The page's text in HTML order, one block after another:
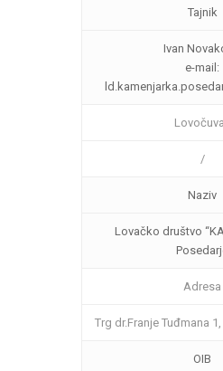
Tajnik
Ivan
e-mail:
/
Naziv
Lovačko društvo
Adresa
Trg dr.Franje Tuđmana
OIB